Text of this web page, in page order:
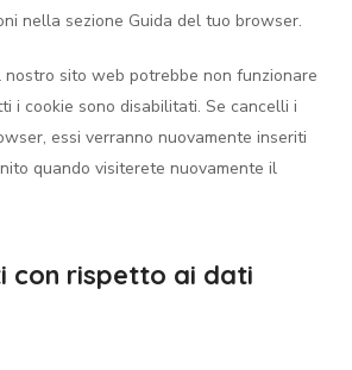
nella sezione Guida del tuo browser.
sito web potrebbe non funzionare
i cookie sono disabilitati. Se cancelli i
essi verranno nuovamente inseriti
quando visiterete nuovamente il
con rispetto ai dati